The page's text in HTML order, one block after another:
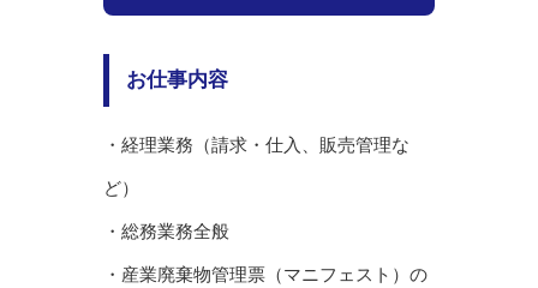
お仕事内容
・経理業務（請求・仕入、販売管理な
ど）
・総務業務全般
・産業廃棄物管理票（マニフェスト）の